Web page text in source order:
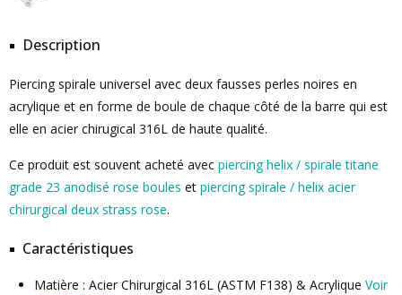
Description
Piercing spirale universel avec deux fausses perles noires en
acrylique et en forme de boule de chaque côté de la barre qui est
elle en acier chirugical 316L de haute qualité.
Ce produit est souvent acheté avec piercing helix / spirale titane
grade 23 anodisé rose boules et piercing spirale / helix acier
chirurgical deux strass rose.
Caractéristiques
Matière : Acier Chirurgical 316L (ASTM F138) & Acrylique Voir